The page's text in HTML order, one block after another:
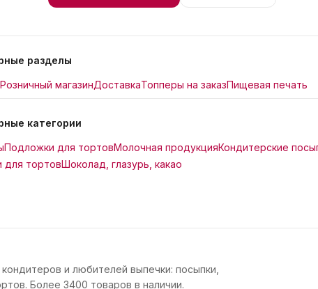
разделы
Розничный магазинДоставкаТопперы на заказПищевая печать
категории
Подложки для тортовМолочная продукцияКондитерские
для тортовШоколад, глазурь, какао
и любителей выпечки: посыпки,
Более 3400 товаров в наличии.